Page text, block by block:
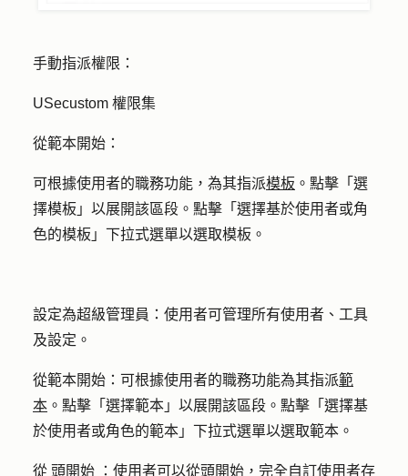
手動指派權限：
USecustom 權限集
從範本開始：
可根據使用者的職務功能，為其指派模板 。點擊「 選
擇模板 」以展開該區段。點擊「 選擇基於使用者或角
色的模板 」下拉式選單以選取模板。
設定為超級管理員： 使用者可管理所有使用者、工具
及設定。
從範本開始： 可根據使用者的職務功能為其指派範
本 。點擊 「選擇範本」 以展開該區段。點擊「 選擇基
於使用者或角色的範本 」下拉式選單以選取範本。
從 頭開始 ：使用者可以從頭開始，完全自訂使用者存